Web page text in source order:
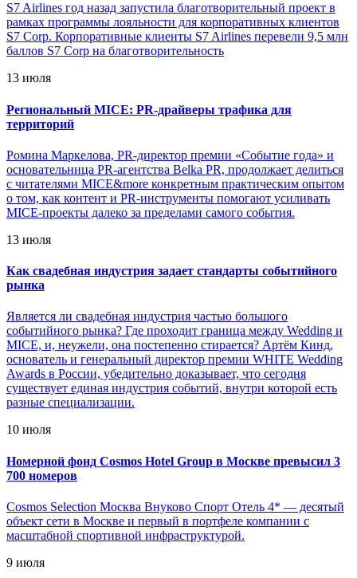
S7 Airlines год назад запустила благотворительный проект в
рамках программы лояльности для корпоративных клиентов
S7 Corp. Корпоративные клиенты S7 Airlines перевели 9,5 млн
баллов S7 Corp на благотворительность
13 июля
Региональный MICE: PR-драйверы трафика для
территорий
Ромина Маркелова, PR-директор премии «Событие года» и
основательница PR-агентства Belka PR, продолжает делиться
с читателями MICE&more конкретным практическим опытом
о том, как контент и PR-инструменты помогают усиливать
MICE-проекты далеко за пределами самого события.
13 июля
Как свадебная индустрия задает стандарты событийного
рынка
Является ли свадебная индустрия частью большого
событийного рынка? Где проходит граница между Wedding и
MICE, и, неужели, она постепенно стирается? Артём Кинд,
основатель и генеральный директор премии WHITE Wedding
Awards в России, убедительно доказывает, что сегодня
существует единая индустрия событий, внутри которой есть
разные специализации.
10 июля
Номерной фонд Cosmos Hotel Group в Москве превысил 3
700 номеров
Cosmos Selection Москва Внуково Спорт Отель 4* — десятый
объект сети в Москве и первый в портфеле компании с
масштабной спортивной инфраструктурой.
9 июля